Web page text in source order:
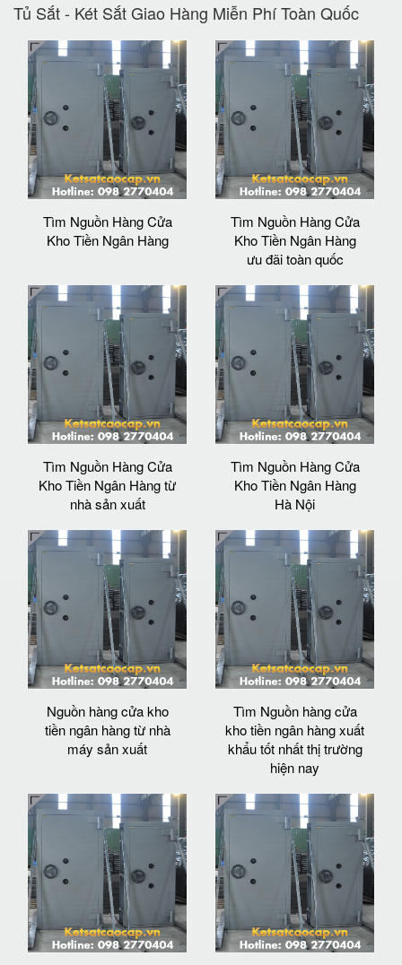
Tủ Sắt - Két Sắt Giao Hàng Miễn Phí Toàn Quốc
Tìm Nguồn Hàng Cửa
Kho Tiền Ngân Hàng
Tìm Nguồn Hàng Cửa
Kho Tiền Ngân Hàng
ưu đãi toàn quốc
Tìm Nguồn Hàng Cửa
Kho Tiền Ngân Hàng từ
nhà sản xuất
Tìm Nguồn Hàng Cửa
Kho Tiền Ngân Hàng
Hà Nội
Nguồn hàng cửa kho
tiền ngân hàng từ nhà
máy sản xuất
Tìm Nguồn hàng cửa
kho tiền ngân hàng xuất
khẩu tốt nhất thị trường
hiện nay